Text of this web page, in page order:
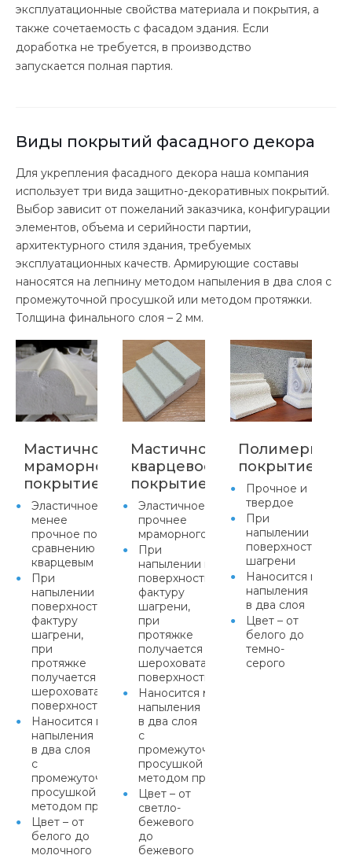
эксплуатационные свойства материала и покрытия, а
также сочетаемость с фасадом здания. Если
доработка не требуется, в производство
запускается полная партия.
Виды покрытий фасадного декора
Для укрепления фасадного декора наша компания
использует три вида защитно-декоративных покрытий.
Выбор зависит от пожеланий заказчика, конфигурации
элементов, объема и серийности партии,
архитектурного стиля здания, требуемых
эксплуатационных качеств. Армирующие составы
наносятся на лепнину методом напыления в два слоя с
промежуточной просушкой или методом протяжки.
Толщина финального слоя – 2 мм.
Мастичное
мраморное
покрытие
Эластичное,
менее
прочное по
сравнению с
кварцевым
При
напылении придает
поверхности
фактуру
шагрени,
при
протяжке
получается равномерная
шероховатая
поверхность
Наносится методом
напыления
в два слоя
с
промежуточной
просушкой или
методом протяжки
Цвет – от
белого до
молочного
Мастичное
кварцевое
покрытие
Эластичное,
прочнее
мраморного
При
напылении придает
поверхности
фактуру
шагрени,
при
протяжке
получается равномерная
шероховатая
поверхность
Наносится методом
напыления
в два слоя
с
промежуточной
просушкой или
методом протяжки
Цвет – от
светло-
бежевого
до
бежевого
покрытие
Прочное и
твердое
При
напылении
поверхности
шагрени
Наносится
напыления
в два слоя
Цвет – от
белого до
темно-
серого